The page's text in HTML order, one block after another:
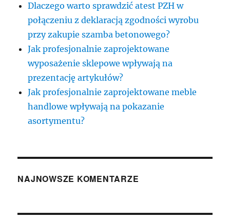
Dlaczego warto sprawdzić atest PZH w
połączeniu z deklaracją zgodności wyrobu
przy zakupie szamba betonowego?
Jak profesjonalnie zaprojektowane
wyposażenie sklepowe wpływają na
prezentację artykułów?
Jak profesjonalnie zaprojektowane meble
handlowe wpływają na pokazanie
asortymentu?
NAJNOWSZE KOMENTARZE